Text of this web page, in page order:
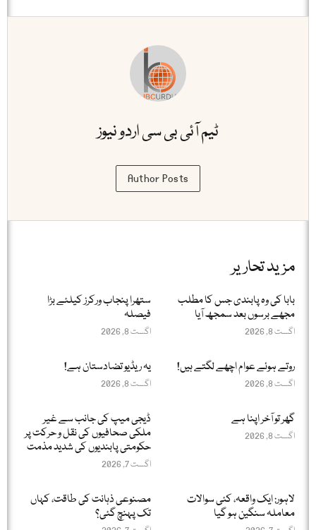
ٹیم آئی بی سی اردو نیوز
Author Posts
مزید تحاریر
بابا کی وہ پابندی جس کا مطلب
مجھے برسوں بعد سمجھ آیا
اگست 8, 2026
ستھرا پنجاب ورکرز کیلئے بڑا
فیصلہ
اگست 8, 2026
روتے ہوئے عوام اچھے لگتے ہیں!
اگست 8, 2026
یہ ریڈیو تضادستان ہے!
اگست 8, 2026
گھر تو آخر اپنا ہے
اگست 8, 2026
ڈیجی میپ کی جانب سے غیر
ملکی صحافیوں کی نقل و حرکت پر
حکومتی پابندیوں کی شدید مذمت
اگست 7, 2026
لاہور: ایک واقعہ، کئی سوالات
معاملہ سنگین ہو گیا
مصنوعی ذہانت کی طاقت، کہاں
تک پہنچ گئی؟